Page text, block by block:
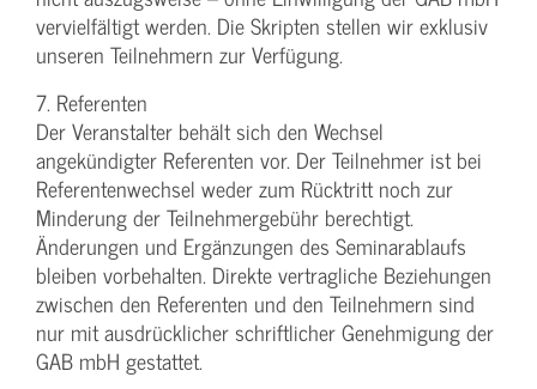
vervielfältigt werden. Die Skripten stellen wir exklusiv
unseren Teilnehmern zur Verfügung.
7. Referenten
Der Veranstalter behält sich den Wechsel
angekündigter Referenten vor. Der Teilnehmer ist bei
Referentenwechsel weder zum Rücktritt noch zur
Minderung der Teilnehmergebühr berechtigt.
Änderungen und Ergänzungen des Seminarablaufs
bleiben vorbehalten. Direkte vertragliche Beziehungen
zwischen den Referenten und den Teilnehmern sind
nur mit ausdrücklicher schriftlicher Genehmigung der
GAB mbH gestattet.